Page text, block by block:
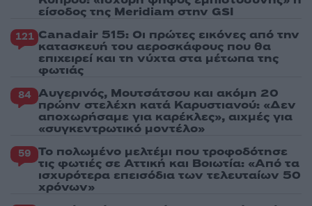
είσοδος της Meridiam στην GSI
121 Canadair 515: Οι πρώτες εικόνες από την
κατασκευή του αεροσκάφους που θα
επιχειρεί και τη νύχτα στα μέτωπα της
φωτιάς
84 Αυγερινός, Μουτσάτσου και ακόμη 20
πρώην στελέχη κατά Καρυστιανού: «Δεν
αποχωρήσαμε για καρέκλες», αιχμές για
«συγκεντρωτικό μοντέλο»
59 Το πολωμένο μελτέμι που τροφοδότησε
τις φωτιές σε Αττική και Βοιωτία: «Από τα
ισχυρότερα επεισόδια των τελευταίων 50
χρόνων»